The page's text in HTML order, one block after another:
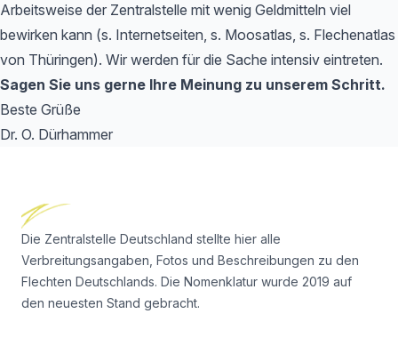
Arbeitsweise der Zentralstelle mit wenig Geldmitteln viel
bewirken kann (s. Internetseiten, s. Moosatlas, s. Flechenatlas
von Thüringen). Wir werden für die Sache intensiv eintreten.
Sagen Sie uns gerne Ihre Meinung zu unserem Schritt.
Beste Grüße
Dr. O. Dürhammer
Die Zentralstelle Deutschland stellte hier alle
Verbreitungsangaben, Fotos und Beschreibungen zu den
Flechten Deutschlands. Die Nomenklatur wurde 2019 auf
den neuesten Stand gebracht.